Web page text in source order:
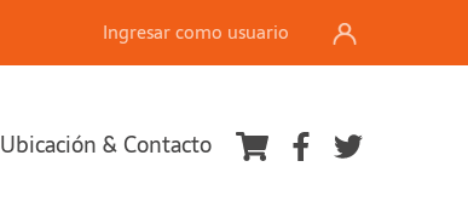
Ingresar como usuario
Ubicación & Contacto